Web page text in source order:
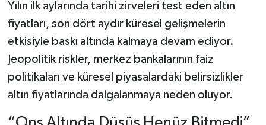
Yılın ilk aylarında tarihi zirveleri test eden altın
fiyatları, son dört aydır küresel gelişmelerin
etkisiyle baskı altında kalmaya devam ediyor.
Jeopolitik riskler, merkez bankalarının faiz
politikaları ve küresel piyasalardaki belirsizlikler
altın fiyatlarında dalgalanmaya neden oluyor.